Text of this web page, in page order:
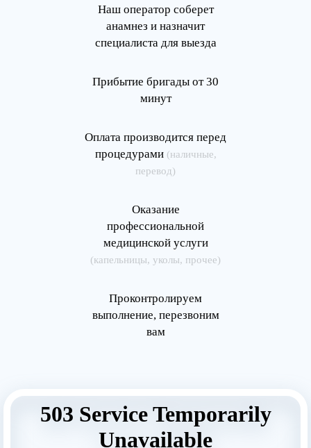
Наш оператор соберет
анамнез и назначит
специалиста для выезда
Прибытие бригады от 30
минут
Оплата производится перед
процедурами (наличные,
перевод)
Оказание
профессиональной
медицинской услуги
(капельницы, уколы, прочее)
Проконтролируем
выполнение, перезвоним
вам